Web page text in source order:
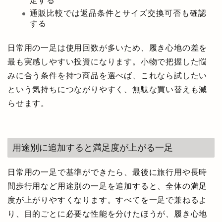
通販比較では返品条件とサイズ交換可否も確認
する
日常用の一足は使用回数が多いため、履き心地の差を
最も実感しやすい投資になります。小物で把握した悩
みに合う条件を持つ商品を選べば、これなら試したい
という気持ちにつながりやすく、無駄な買い替えも減
らせます。
用途別に追加すると満足度が上がる一足
日常用の一足で基準ができたら、最後に旅行用や長時
間歩行用など用途別の一足を追加すると、全体の満足
度が上がりやすくなります。すべてを一足で兼ねるよ
り、目的ごとに必要な性能を分けたほうが、履き心地